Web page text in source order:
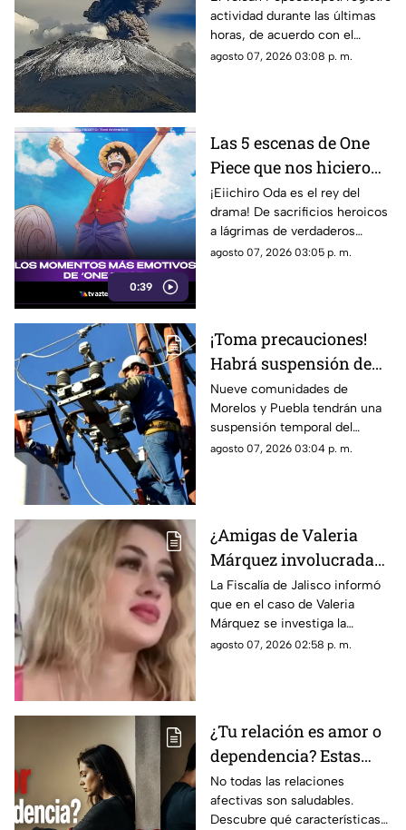
explosión que elevó
ceniza a 3.5 kilómetros
actividad durante las últimas
horas, de acuerdo con el
monitoreo realizado por las
agosto 07, 2026 03:08 p. m.
0:39
Las 5 escenas de One
Piece que nos hicieron
llorar a moco tendido:
Los momentos más
nakama del anime
¡Eiichiro Oda es el rey del
drama! De sacrificios heroicos
a lágrimas de verdaderos
nakamas, repasamos los
agosto 07, 2026 03:05 p. m.
¡Toma precauciones!
Habrá suspensión de
luz por 8 horas este
viernes y sábado en 9
comunidades
Nueve comunidades de
Morelos y Puebla tendrán una
suspensión temporal del
servicio eléctrico durante
agosto 07, 2026 03:04 p. m.
¿Amigas de Valeria
Márquez involucradas
en su feminicidio? Esto
dicen las autoridades
La Fiscalía de Jalisco informó
que en el caso de Valeria
Márquez se investiga la
participación de dos o tres
agosto 07, 2026 02:58 p. m.
¿Tu relación es amor o
dependencia? Estas
claves te ayudarán a
descubrirlo
No todas las relaciones
afectivas son saludables.
Descubre qué características